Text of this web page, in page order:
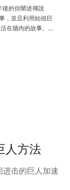
後的你闡述傳說
，並且利用始祖巨
在牆內的故事。
人方法
击的巨人加速